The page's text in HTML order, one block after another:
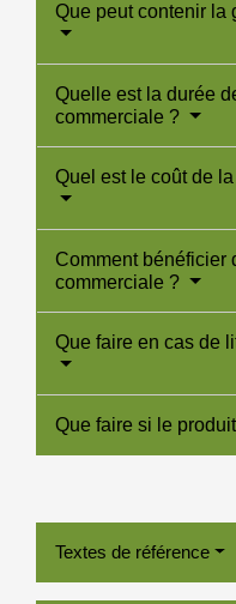
Que peut contenir la
Quelle est la durée
commerciale ?
Quel est le coût de
Comment bénéficier
commerciale ?
Que faire en cas de
Que faire si le
Textes de référence